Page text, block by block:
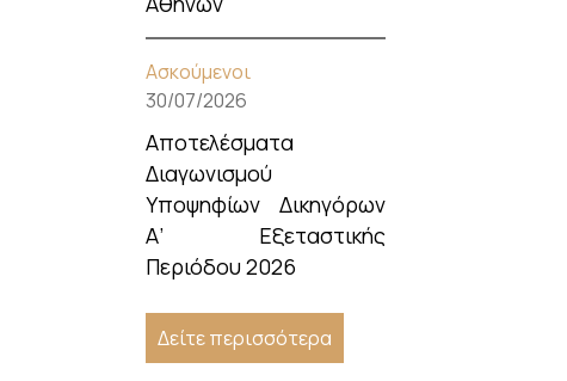
Ασκούμενοι
30/07/2026
Αποτελέσματα
Διαγωνισμού
Υποψηφίων Δικηγόρων
Α’ Εξεταστικής
Περιόδου 2026
Δείτε περισσότερα